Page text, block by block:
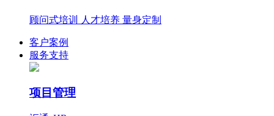
顾问式培训 人才培养 量身定制
客户案例
服务支持
项目管理